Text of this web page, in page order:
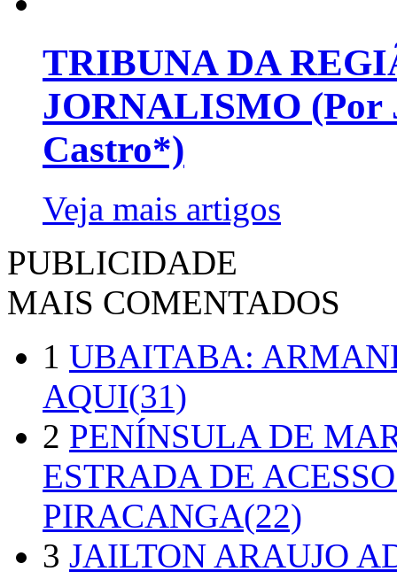
TRIBUNA DA
JORNALISMO (Por
Castro*)
Veja mais artigos
PUBLICIDADE
MAIS COMENTADOS
1 UBAITABA:
AQUI(31)
2 PENÍNSULA DE
ESTRADA DE
PIRACANGA(22)
3 JAILTON ARAUJO